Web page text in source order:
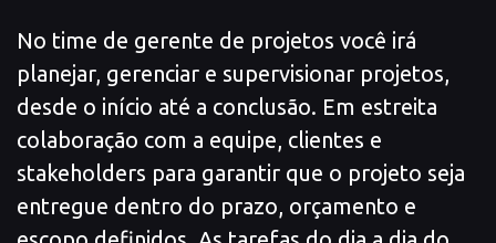
No time de gerente de projetos você irá
planejar, gerenciar e supervisionar projetos,
desde o início até a conclusão. Em estreita
colaboração com a equipe, clientes e
stakeholders para garantir que o projeto seja
entregue dentro do prazo, orçamento e